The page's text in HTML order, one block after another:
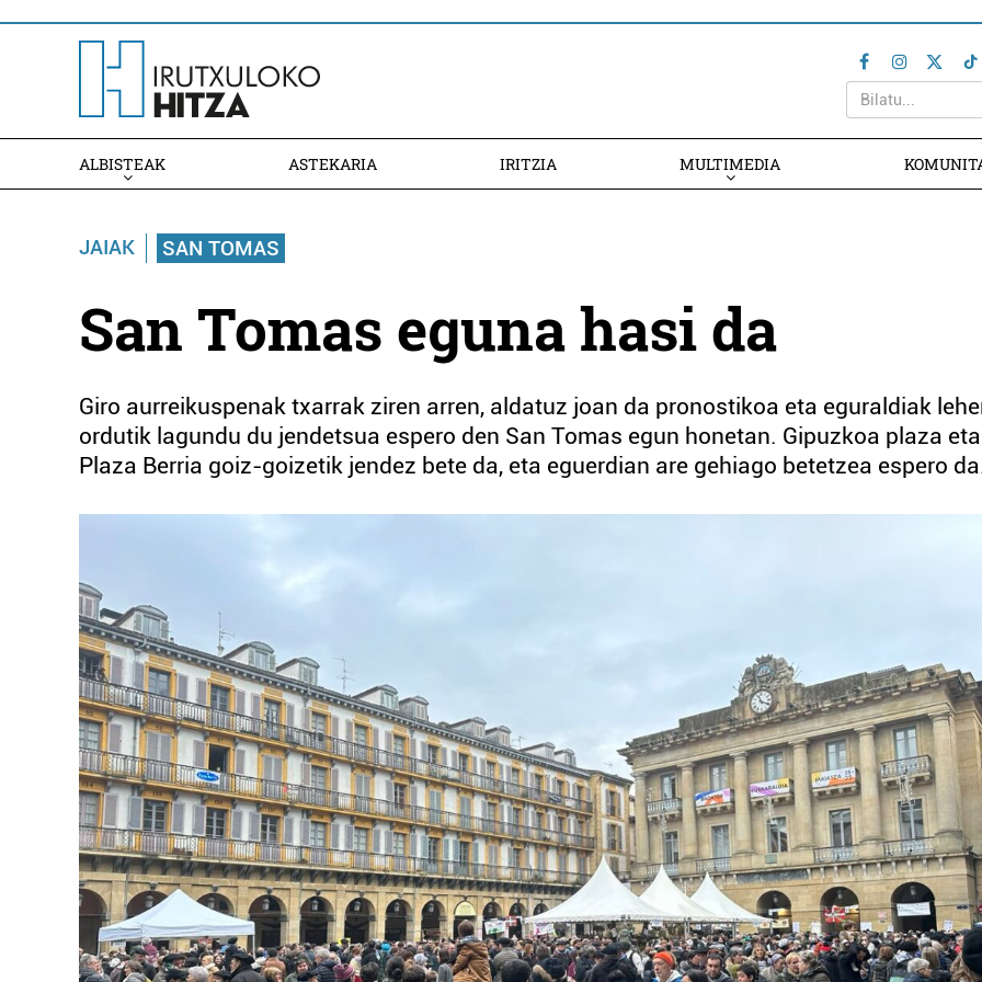
ALBISTEAK ASTEKARIA IRITZIA MULTIMEDIA
JAIAK SAN TOMAS
San Tomas eguna hasi da
Giro aurreikuspenak txarrak ziren arren, aldatuz joan da pronostikoa eta eguraldiak
ordutik lagundu du jendetsua espero den San Tomas egun honetan. Gipuzkoa plaza eta
Plaza Berria goiz-goizetik jendez bete da, eta eguerdian are gehiago betetzea espero